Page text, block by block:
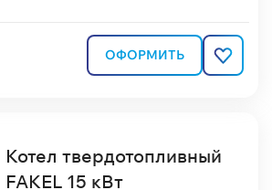
ОФОРМИТЬ
Котел твердотопливный
FAKEL 15 кВт